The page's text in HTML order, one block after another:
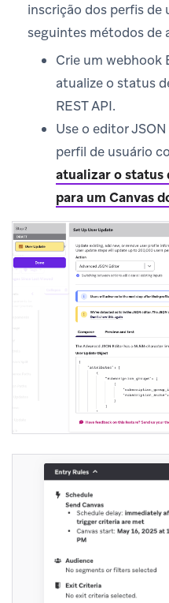
inscrição dos perfis de
seguintes métodos de
Crie um webhook
atualize o status
REST API.
Use o editor
perfil de usuário
atualizar o status
para um Canvas